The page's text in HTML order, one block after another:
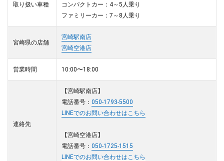
取り扱い車種
コンパクトカー：4～5人乗り
ファミリーカー：7～8人乗り
宮崎県の店舗
宮崎駅南店
宮崎空港店
営業時間 10:00〜18:00
連絡先
【宮崎駅南店】
電話番号： 050-1793-5500
LINEでのお問い合わせはこちら
【宮崎空港店】
電話番号： 050-1725-1515
LINEでのお問い合わせはこちら